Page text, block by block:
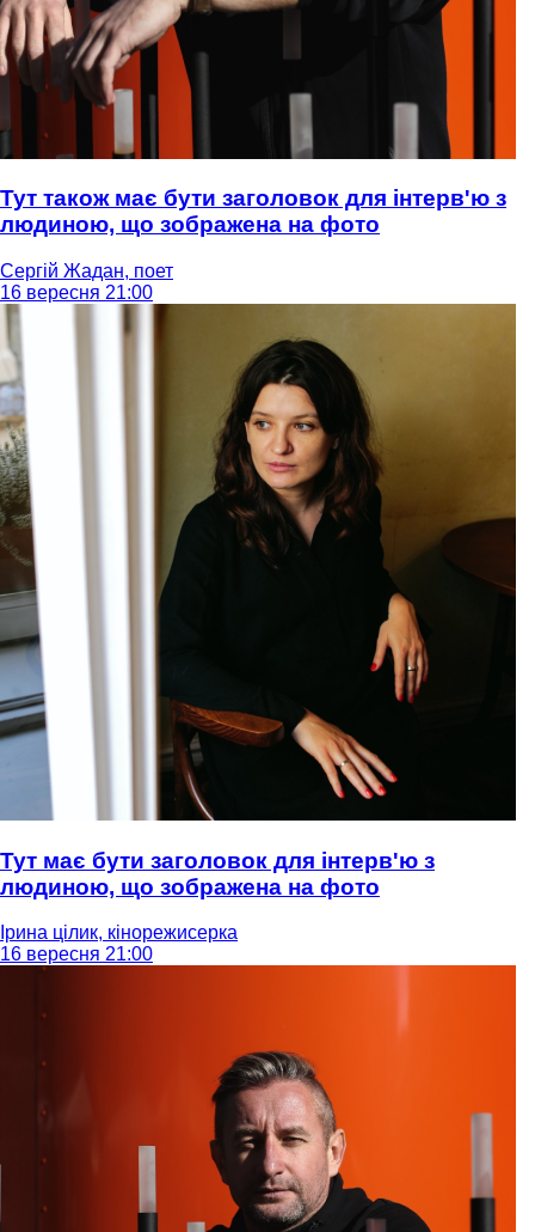
Тут також має бути заголовок для інтерв'ю з
людиною, що зображена на фото
Сергій Жадан, поет
16 вересня 21:00
Тут має бути заголовок для інтерв'ю з
людиною, що зображена на фото
Ірина цілик, кінорежисерка
16 вересня 21:00